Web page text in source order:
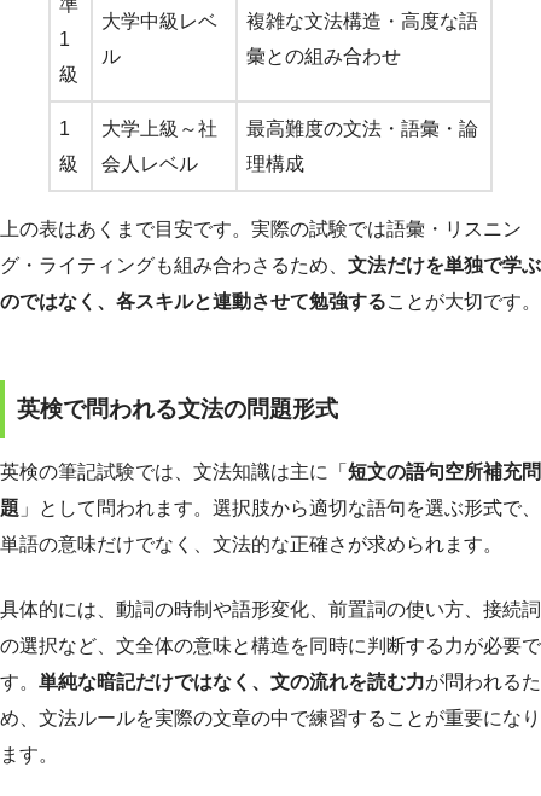
準
1
級
大学中級レベ
ル
複雑な文法構造・高度な語
彙との組み合わせ
1
級
大学上級～社
会人レベル
最高難度の文法・語彙・論
理構成
上の表はあくまで目安です。実際の試験では語彙・リスニン
グ・ライティングも組み合わさるため、 文法だけを単独で学ぶ
のではなく、各スキルと連動させて勉強することが大切です。
英検で問われる文法の問題形式
英検の筆記試験では、文法知識は主に「 短文の語句空所補充問
題 」として問われます。選択肢から適切な語句を選ぶ形式で、
単語の意味だけでなく、文法的な正確さが求められます。
具体的には、動詞の時制や語形変化、前置詞の使い方、接続詞
の選択など、文全体の意味と構造を同時に判断する力が必要で
す。 単純な暗記だけではなく、文の流れを読む力が問われるた
め、文法ルールを実際の文章の中で練習することが重要になり
ます。